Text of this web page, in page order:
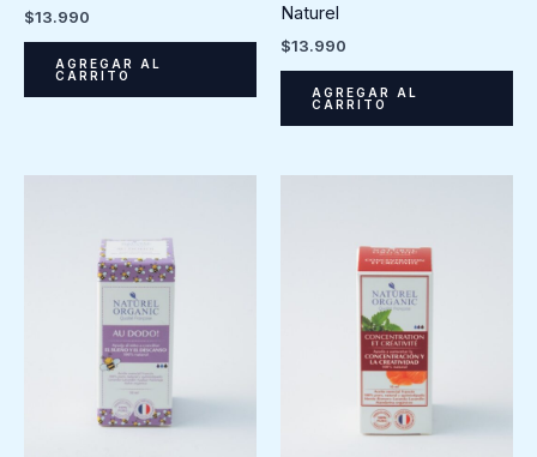
$13.990
AGREGAR AL
CARRITO
Naturel
$13.990
AGREGAR AL
CARRITO